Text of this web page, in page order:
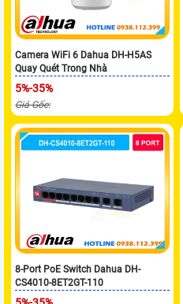
Camera WiFi 6 Dahua DH-H5AS
Quay Quét Trong Nhà
5%-35%
Giá Gốc:
8-Port PoE Switch Dahua DH-
CS4010-8ET2GT-110